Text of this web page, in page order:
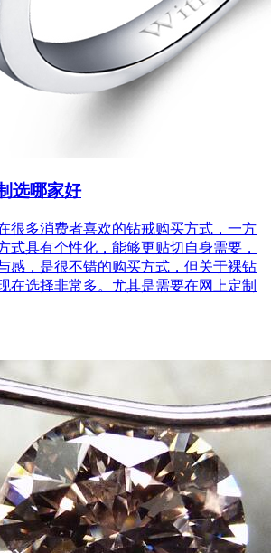
选哪家好
很多消费者喜欢的钻戒购买方式，一方
式具有个性化，能够更贴切自身需要，
感，是很不错的购买方式，但关于裸钻
在选择非常多。尤其是需要在网上定制